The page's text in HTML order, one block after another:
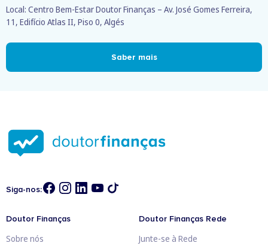
Local: Centro Bem-Estar Doutor Finanças – Av. José Gomes Ferreira,
11, Edifício Atlas II, Piso 0, Algés
Saber mais
Siga-nos:
Doutor Finanças
Sobre nós
Doutor Finanças Rede
Junte-se à Rede